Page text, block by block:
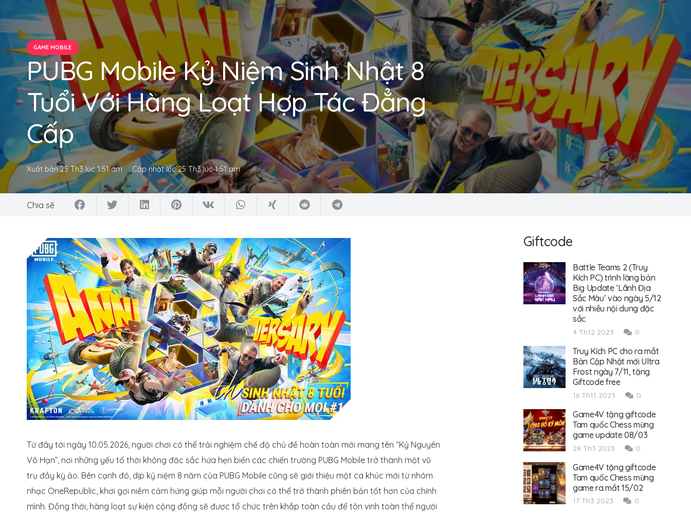
GAME MOBILE
PUBG Mobile Kỷ Niệm Sinh Nhật 8
Tuổi Với Hàng Loạt Hợp Tác Đẳng
Cấp
Xuất bản25 Th3 lúc 1:51 am Cập nhật lúc25 Th3 lúc 1:51 am
Chia sẽ
Từ đây tới ngày 10.05.2026, người chơi có thể trải nghiệm chế độ chủ đề hoàn toàn mới mang tên “Kỷ Nguyên
Vô Hạn”, nơi những yếu tố thời không đặc sắc hứa hẹn biến các chiến trường PUBG Mobile trở thành một vũ
trụ đầy kỳ ảo. Bên cạnh đó, dịp kỷ niệm 8 năm của PUBG Mobile cũng sẽ giới thiệu một ca khúc mới từ nhóm
nhạc OneRepublic, khơi gợi niềm cảm hứng giúp mỗi người chơi có thể trở thành phiên bản tốt hơn của chính
mình. Đồng thời, hàng loạt sự kiện cộng đồng sẽ được tổ chức trên khắp toàn cầu để tôn vinh toàn thể người
Giftcode
Battle Teams 2 (Truy
Kích PC) trình làng bản
Big Update ‘Lãnh Địa
Sắc Màu’ vào ngày 5/12
với nhiều nội dung đặc
sắc
4 Th12 2023 0
Truy Kích PC cho ra mắt
Bản Cập Nhật mới Ultra
Frost ngày 7/11, tặng
Giftcode free
16 Th11 2023 0
Game4V tặng giftcode
Tam quốc Chess mừng
game update 08/03
28 Th3 2023 0
Game4V tặng giftcode
Tam quốc Chess mừng
game ra mắt 15/02
17 Th3 2023 0